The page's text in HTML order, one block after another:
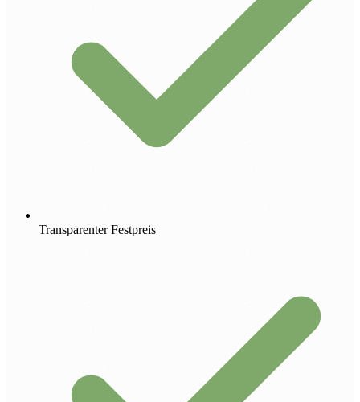
Transparenter Festpreis